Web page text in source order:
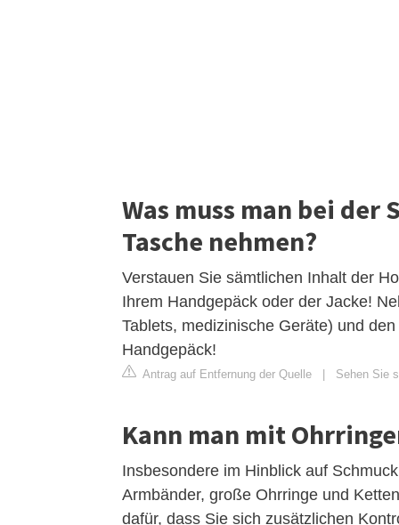
Was muss man bei
Tasche nehmen?
Verstauen Sie sämtlichen Inhalt der
Ihrem Handgepäck oder der Jacke!
Tablets, medizinische Geräte) und
Handgepäck!
Antrag auf Entfernung der Quelle Sehen Sie
Kann man mit
Insbesondere im Hinblick auf
Armbänder, große Ohrringe und
dafür, dass Sie sich zusätzlichen